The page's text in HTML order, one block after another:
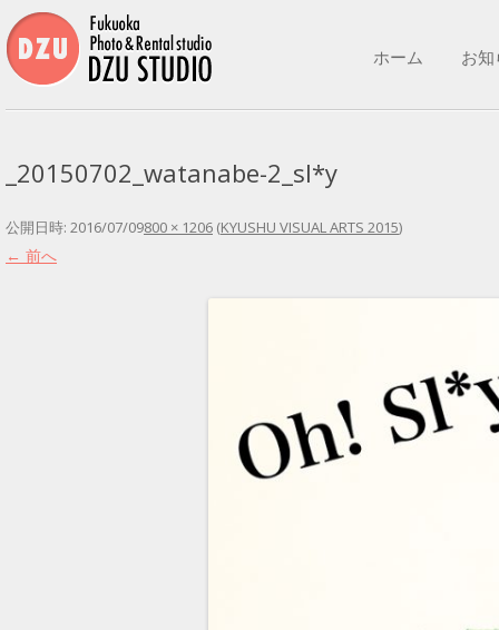
ホーム お
_20150702_watanabe-2_sl*y
公開日時: 2016/07/09800 × 1206 (KYUSHU VISUAL ARTS 2015)
← 前へ